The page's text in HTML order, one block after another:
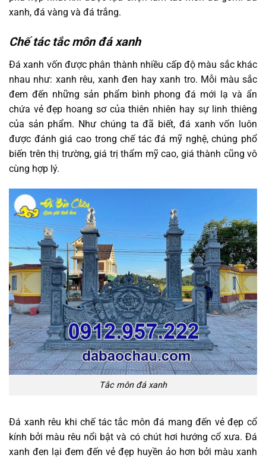
xanh, đá vàng và đá trắng.
Chế tác tắc môn đá xanh
Đá xanh vốn được phân thành nhiều cấp độ màu sắc khác
nhau như: xanh rêu, xanh đen hay xanh tro. Mỗi màu sắc
đem đến những sản phẩm bình phong đá mới lạ và ẩn
chứa vẻ đẹp hoang sơ của thiên nhiên hay sự linh thiêng
của sản phẩm. Như chúng ta đã biết, đá xanh vốn luôn
được đánh giá cao trong chế tác đá mỹ nghệ, chúng phổ
biến trên thị trường, giá trị thẩm mỹ cao, giá thành cũng vô
cùng hợp lý.
Tắc môn đá xanh
Đá xanh rêu khi chế tác tắc môn đá mang đến vẻ đẹp cổ
kính bởi màu rêu nổi bật và có chút hơi hướng cổ xưa. Đá
xanh đen lại đem đến vẻ đẹp huyền ảo hơn bởi màu xanh